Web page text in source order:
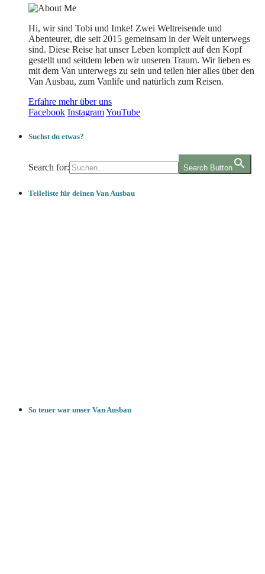
Hi, wir sind Tobi und Imke! Zwei Weltreisende und
Abenteurer, die seit 2015 gemeinsam in der Welt unterwegs
sind. Diese Reise hat unser Leben komplett auf den Kopf
gestellt und seitdem leben wir unseren Traum. Wir lieben es
mit dem Van unterwegs zu sein und teilen hier alles über den
Van Ausbau, zum Vanlife und natürlich zum Reisen.
Erfahre mehr über uns
Facebook InstagramYouTube
Suchst du etwas?
Search for: Search Button
Teileliste für deinen Van Ausbau
So teuer war unser Van Ausbau